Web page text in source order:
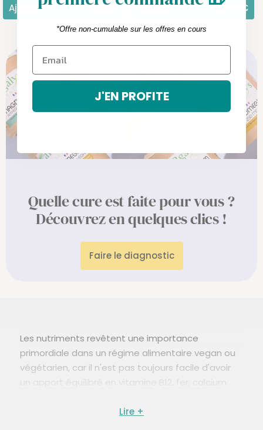
Ajouter 35,80€ Ajouter 37,20€
Quelle cure est faite pour vous ?
Découvrez en quelques clics !
Faire le diagnostic
Les nutriments revêtent une importance
primordiale dans un régime alimentaire vegan ou
végétarien, car il n'est pas toujours facile d'avoir
sélection des compléments
*Offre non-cumulable sur les offres en cours
J'EN PROFITE